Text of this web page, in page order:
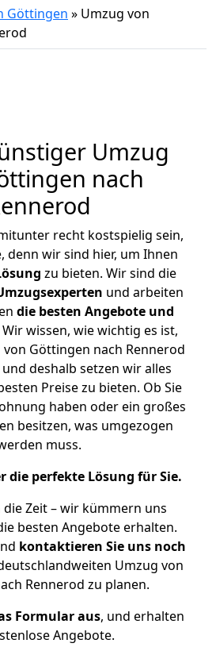
Göttingen » Umzug von
Umzug
nach
recht kostspielig sein,
denn wir sind hier, um Ihnen
zu bieten. Wir sind die
und arbeiten
die besten Angebote und
wissen, wie wichtig es ist,
Göttingen nach Rennerod
deshalb setzen wir alles
Preise zu bieten. Ob Sie
haben oder ein großes
besitzen, was umgezogen
muss.
die perfekte Lösung für Sie.
die Zeit – wir kümmern uns
besten Angebote erhalten.
kontaktieren Sie uns noch
Umzug von
Rennerod zu planen.
Formular aus, und erhalten
Angebote.